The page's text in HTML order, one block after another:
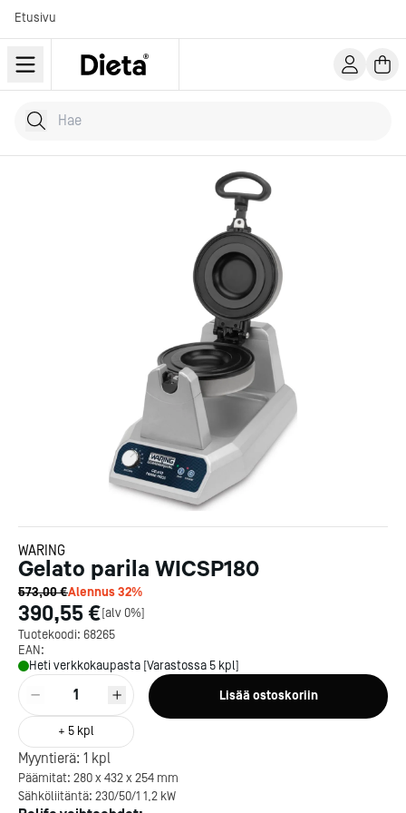
Etusivu
Hae tuotteita
Kirjoita hakusana...
WARING
Gelato parila WICSP180
573,00 €Alennus32%
390,55 €[alv 0%]
Tuotekoodi: 68265
EAN:
Heti verkkokaupasta [Varastossa 5 kpl]
1
+ 5 kpl
Lisää ostoskoriin
Myyntierä: 1 kpl
Päämitat: 280 x 432 x 254 mm
Sähköliitäntä: 230/50/1 1,2 kW